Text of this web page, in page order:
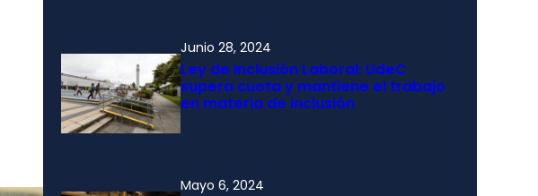
Junio 28, 2024
Ley de Inclusión Laboral: UdeC
supera cuota y mantiene el trabajo
en materia de inclusión
Mayo 6, 2024